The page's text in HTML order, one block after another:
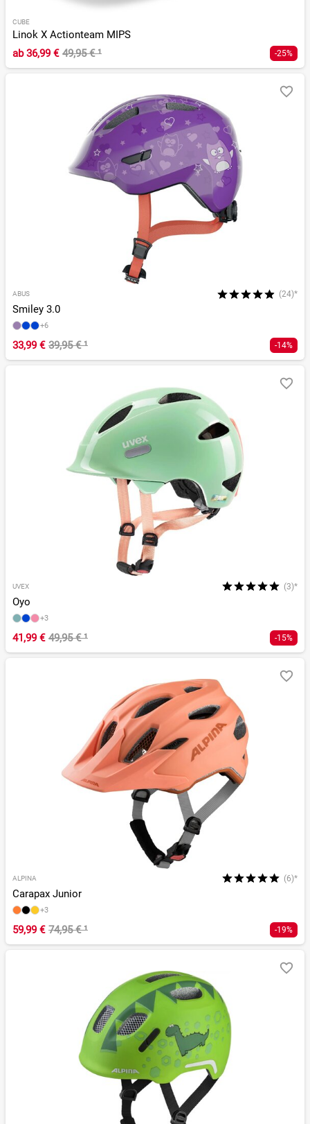
CUBE
Linok X Actionteam MIPS
ab36,99 € 49,95 €¹ -25%
ABUS (24)*
Smiley 3.0
+6
33,99 € 39,95 €¹ -14%
UVEX (3)*
Oyo
+3
41,99 € 49,95 €¹ -15%
ALPINA (6)*
Carapax Junior
+3
59,99 € 74,95 €¹ -19%